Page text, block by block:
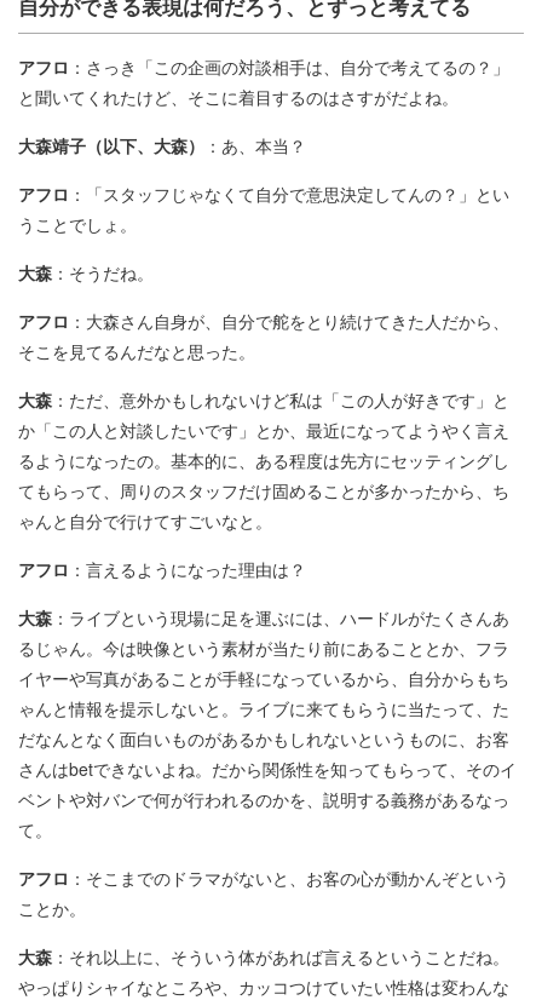
アフロ ：さっき「この企画の対談相手は、自分で考えてるの？」
と聞いてくれたけど、そこに着目するのはさすがだよね。
大森靖子（以下、大森）
：あ、本当？
アフロ ：「スタッフじゃなくて自分で意思決定してんの？」とい
うことでしょ。
大森 ：そうだね。
アフロ ：大森さん自身が、自分で舵をとり続けてきた人だから、
そこを見てるんだなと思った。
大森 ：ただ、意外かもしれないけど私は「この人が好きです」と
か「この人と対談したいです」とか、最近になってようやく言え
るようになったの。基本的に、ある程度は先方にセッティングし
てもらって、周りのスタッフだけ固めることが多かったから、ち
ゃんと自分で行けてすごいなと。
アフロ ：言えるようになった理由は？
大森 ：ライブという現場に足を運ぶには、ハードルがたくさんあ
るじゃん。今は映像という素材が当たり前にあることとか、フラ
イヤーや写真があることが手軽になっているから、自分からもち
ゃんと情報を提示しないと。ライブに来てもらうに当たって、た
だなんとなく面白いものがあるかもしれないというものに、お客
さんはbetできないよね。だから関係性を知ってもらって、そのイ
ベントや対バンで何が行われるのかを、説明する義務があるなっ
て。
アフロ ：そこまでのドラマがないと、お客の心が動かんぞという
ことか。
大森 ：それ以上に、そういう体があれば言えるということだね。
やっぱりシャイなところや、カッコつけていたい性格は変わんな